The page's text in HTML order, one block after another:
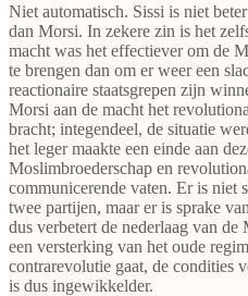
Niet automatisch. Sissi is niet
dan Morsi. In zekere zin is het
macht was het effectiever om de
te brengen dan om er weer een
reactionaire staatsgrepen zijn
Morsi aan de macht het
bracht; integendeel, de situatie
het leger maakte een einde aan
Moslimbroederschap en
communicerende vaten. Er is niet
twee partijen, maar er is sprake
dus verbetert de nederlaag van
een versterking van het oude
contrarevolutie gaat, de condities
is dus ingewikkelder.